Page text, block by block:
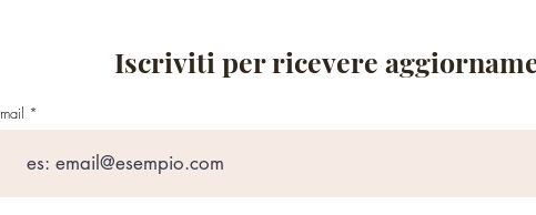
Iscriviti per ricevere